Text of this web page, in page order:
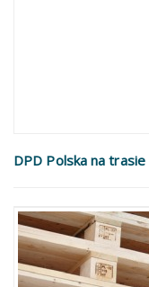
DPD Polska na